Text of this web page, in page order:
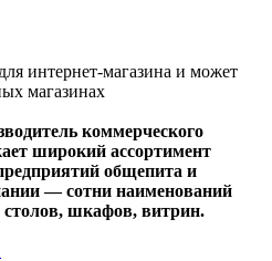
интернет-магазина и может
магазинах
коммерческого
широкий ассортимент
общепита и
— сотни наименований
шкафов, витрин.